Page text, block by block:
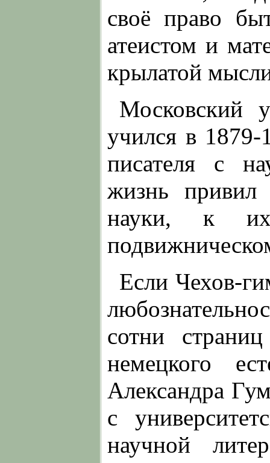
своё право
атеистом и
крылатой
Московский
учился в 1879-
писателя с
жизнь
науки, к их
Если Чехов-
сотни
немецкого
Александра
с
научной